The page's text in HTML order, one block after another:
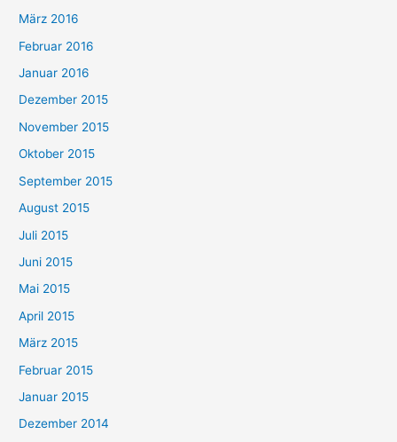
März 2016
Februar 2016
Januar 2016
Dezember 2015
November 2015
Oktober 2015
September 2015
August 2015
Juli 2015
Juni 2015
Mai 2015
April 2015
März 2015
Februar 2015
Januar 2015
Dezember 2014